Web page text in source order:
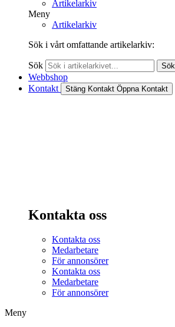
Artikelarkiv
Meny
Artikelarkiv
Sök i vårt omfattande artikelarkiv:
Sök Sök
Webbshop
Kontakt
Stäng Kontakt Öppna Kontakt
Kontakta oss
Kontakta oss
Medarbetare
För annonsörer
Kontakta oss
Medarbetare
För annonsörer
Meny